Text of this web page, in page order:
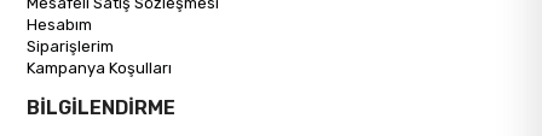
Hesabım
Siparişlerim
Kampanya Koşulları
BİLGİLENDİRME